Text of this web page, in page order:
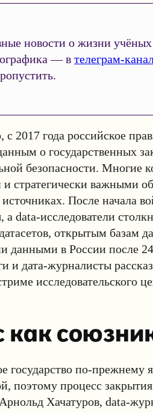
новости о жизни
— в телеграм-
2017 года российское
о государственных
безопасности. Многие
стратегически важными
После начала
а data-исследователи
открытым базам
данными в России после
и дата-журналисты
исследовательского
как
государство по-прежнему
поэтому процесс
Хачатуров, data-